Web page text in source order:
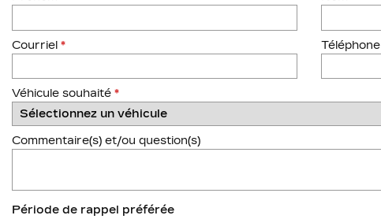
Courriel * Téléphone
Véhicule souhaité *
Commentaire(s) et/ou question(s)
Période de rappel préférée